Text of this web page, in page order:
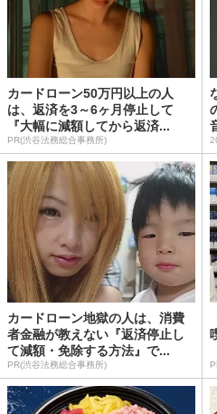
カードローン50万円以上の人
は、返済を3～6ヶ月停止して
『大幅に減額してから返済...
PR(渋谷法務総合事務所)
カードローン地獄の人は、消費
者金融が教えない『返済停止し
て減額・免除する方法』で...
PR(渋谷法務総合事務所)